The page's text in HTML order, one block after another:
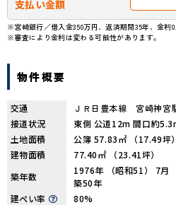
支払い金額
※宮崎銀行／借入金350万円、返済期間35年、金利
※審査により金利は変わる可能性があります。
物件概要
交通
ＪＲ日豊本線 宮崎神宮
接道状況
東側 公道12m 間口約
土地面積
公簿 57.83㎡ （17.49坪）
建物面積
77.40㎡ （23.41坪）
築年数
1976年 （昭和51） 7月
築50年
建ぺい率
80%